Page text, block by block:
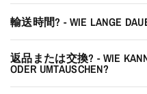
輸送時間? - WIE LANGE
返品または交換? - WIE
ODER UMTAUSCHEN?